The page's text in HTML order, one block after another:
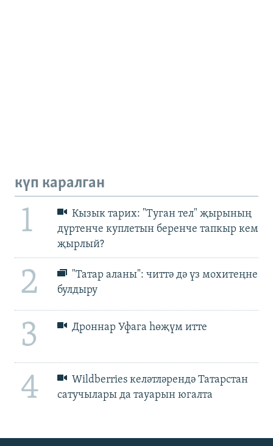
күп каралган
1
Кызык тарих: "Туган тел" җырының
дүртенче куплетын беренче тапкыр кем
җырлый?
2
"Татар аланы": читтә дә үз мохитеңне
булдыру
3 Дроннар Уфага һөҗүм итте
4
Wildberries келәтләрендә Татарстан
сатучылары да тауарын югалта